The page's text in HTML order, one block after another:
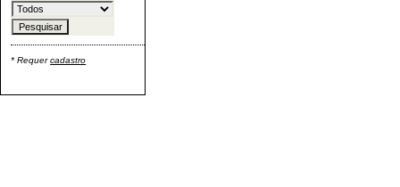
* Requercadastro